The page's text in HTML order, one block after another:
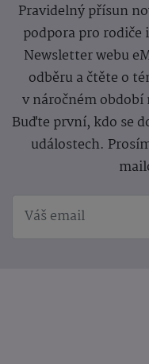
Pravidelný přísun
podpora pro rodiče
Newsletter webu
odběru a čtěte o
v náročném
Buďte první, kdo se
událostech.